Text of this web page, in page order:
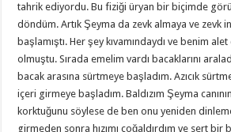
tahrik ediyordu. Bu fiziği üryan bir biçimde
döndüm. Artık Şeyma da zevk almaya ve zevk
başlamıştı. Her şey kıvamındaydı ve benim
olmuştu. Sırada emelim vardı bacaklarını
bacak arasına sürtmeye başladım. Azıcık
içeri girmeye başladım. Baldızım Şeyma canının
korktuğunu söylese de ben onu yeniden
girmeden sonra hızımı çoğaldırdım ve sert